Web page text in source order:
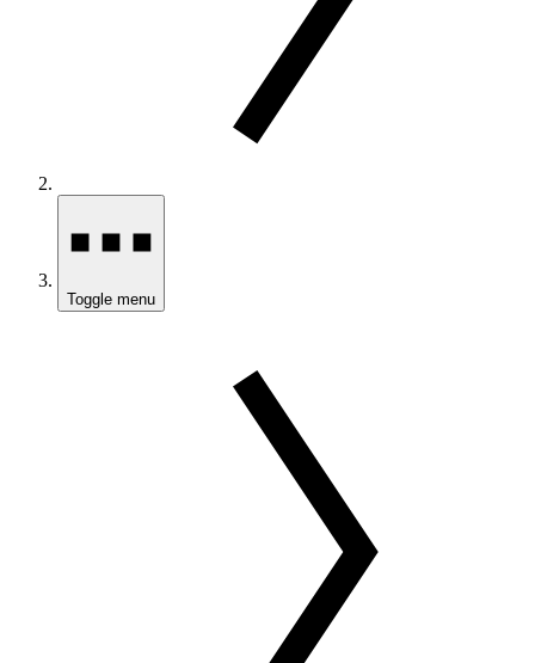
Toggle menu